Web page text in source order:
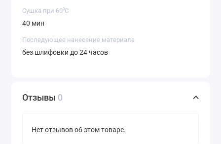
Сушка при 60⁰С
40 мин
Последующее нанесение материала
без шлифовки до 24 часов
Отзывы 0
Нет отзывов об этом товаре.